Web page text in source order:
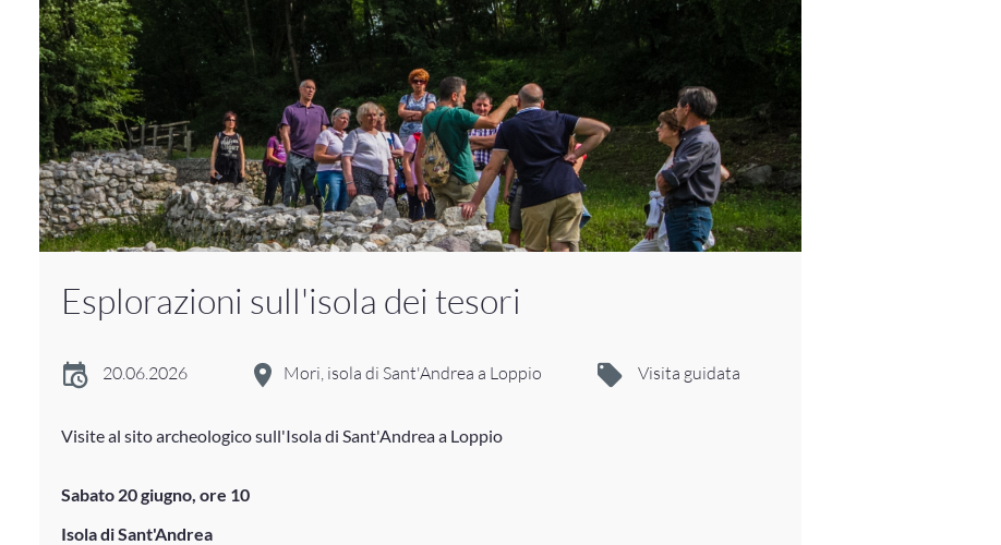
Esplorazioni sull'isola dei tesori
20.06.2026 Mori, isola di Sant'Andrea a Loppio Visita guidata
Visite al sito archeologico sull'Isola di Sant'Andrea a Loppio
Sabato 20 giugno, ore 10
Isola di Sant'Andrea